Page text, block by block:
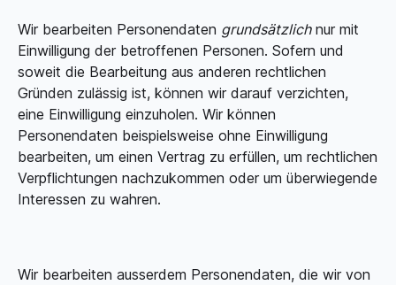
Wir bearbeiten Personendaten grundsätzlichnur mit
Einwilligung der betroffenen Personen. Sofern und
soweit die Bearbeitung aus anderen rechtlichen
Gründen zulässig ist, können wir darauf verzichten,
eine Einwilligung einzuholen. Wir können
Personendaten beispielsweise ohne Einwilligung
bearbeiten, um einen Vertrag zu erfüllen, um rechtlichen
Verpflichtungen nachzukommen oder um überwiegende
Interessen zu wahren.
Wir bearbeiten ausserdem Personendaten, die wir von